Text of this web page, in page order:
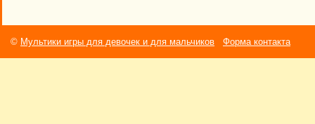
© Мультики игры для девочек и для мальчиков Форма контакта